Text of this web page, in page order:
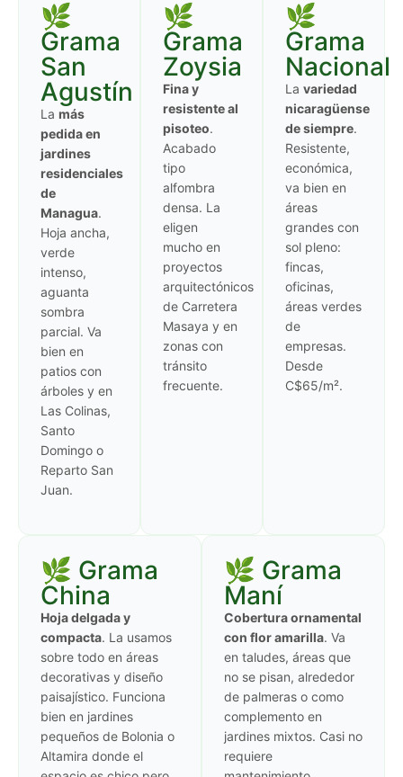
🌿
Grama
San
Agustín
La más
pedida en
jardines
residenciales
de
Managua.
Hoja ancha,
verde
intenso,
aguanta
sombra
parcial. Va
bien en
patios con
árboles y en
Las Colinas,
Santo
Domingo o
Reparto San
Juan.
🌿
Grama
Zoysia
Fina y
resistente al
pisoteo.
Acabado
tipo
alfombra
densa. La
eligen
mucho en
proyectos
arquitectónicos
de Carretera
Masaya y en
zonas con
tránsito
frecuente.
🌿
Grama
Nacional
La variedad
nicaragüense
de siempre.
Resistente,
económica,
va bien en
áreas
grandes con
sol pleno:
fincas,
oficinas,
áreas verdes
de
empresas.
Desde
C$65/m².
🌿 Grama
China
Hoja delgada y
compacta. La usamos
sobre todo en áreas
decorativas y diseño
paisajístico. Funciona
bien en jardines
pequeños de Bolonia o
Altamira donde el
🌿 Grama
Maní
Cobertura ornamental
con flor amarilla. Va
en taludes, áreas que
no se pisan, alrededor
de palmeras o como
complemento en
jardines mixtos. Casi no
requiere